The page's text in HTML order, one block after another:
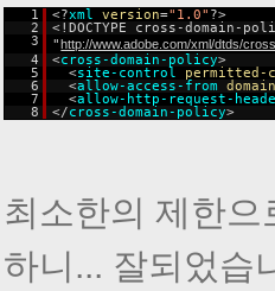
1 <?xml version="1.0" ?>
2
<!DOCTYPE cross-domain-
3
"http://www.adobe.com/xml/dtds/
4 <cross-domain-policy>
5
<site-control
permitted-
6
<allow-access-from
7
<allow-http-request-
8
</cross-domain-policy>
최소한의 제한
하니... 잘되었습